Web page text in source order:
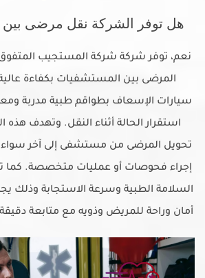
هل توفر الشركة نقل مرضى
نعم، توفر شركة شركة المستجيب
المرضى بين المستشفيات بكفاءة
سيارات الإسعاف بطواقم طبية مدربة
استقرار الحالة أثناء النقل. وتهدف
تحويل المرضى من مستشفى إلى آخر سواء
إجراء فحوصات أو عمليات متخصصة. كما
السلامة الطبية وسرعة الاستجابة وذلك
أمان وراحة للمريض وذويه مع متابعة دقيقة